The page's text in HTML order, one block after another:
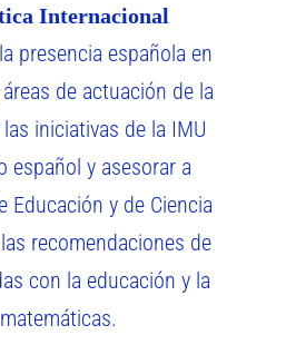
Internacional
presencia española en
de actuación de la
iniciativas de la IMU
español y asesorar a
Educación y de Ciencia
recomendaciones de
con la educación y la